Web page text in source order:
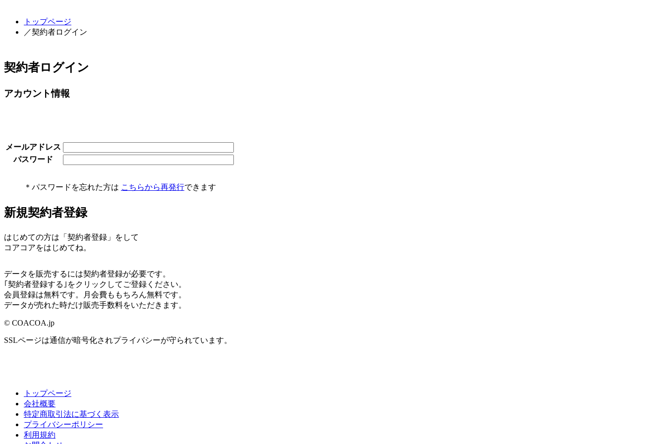
トップページ
／契約者ログイン
契約者ログイン
アカウント情報
メールアドレス
パスワード
＊パスワードを忘れた方は こちらから再発行できます
新規契約者登録
はじめての方は「契約者登録」をして
コアコアをはじめてね。
データを販売するには契約者登録が必要です。
｢契約者登録する｣をクリックしてご登録ください。
会員登録は無料です。月会費ももちろん無料です。
データが売れた時だけ販売手数料をいただきます。
© COACOA.jp
SSLページは通信が暗号化されプライバシーが守られています。
トップページ
会社概要
特定商取引法に基づく表示
プライバシーポリシー
利用規約